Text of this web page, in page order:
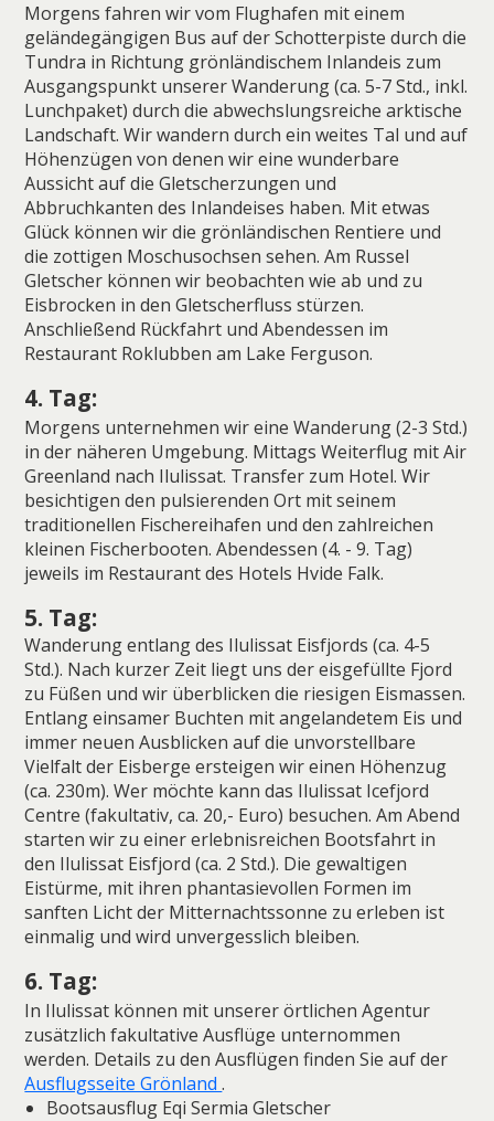
Morgens fahren wir vom Flughafen mit einem
geländegängigen Bus auf der Schotterpiste durch die
Tundra in Richtung grönländischem Inlandeis zum
Ausgangspunkt unserer Wanderung (ca. 5-7 Std., inkl.
Lunchpaket) durch die abwechslungsreiche arktische
Landschaft. Wir wandern durch ein weites Tal und auf
Höhenzügen von denen wir eine wunderbare
Aussicht auf die Gletscherzungen und
Abbruchkanten des Inlandeises haben. Mit etwas
Glück können wir die grönländischen Rentiere und
die zottigen Moschusochsen sehen. Am Russel
Gletscher können wir beobachten wie ab und zu
Eisbrocken in den Gletscherfluss stürzen.
Anschließend Rückfahrt und Abendessen im
Restaurant Roklubben am Lake Ferguson.
4. Tag:
Morgens unternehmen wir eine Wanderung (2-3 Std.)
in der näheren Umgebung. Mittags Weiterflug mit Air
Greenland nach Ilulissat. Transfer zum Hotel. Wir
besichtigen den pulsierenden Ort mit seinem
traditionellen Fischereihafen und den zahlreichen
kleinen Fischerbooten. Abendessen (4. - 9. Tag)
jeweils im Restaurant des Hotels Hvide Falk.
5. Tag:
Wanderung entlang des Ilulissat Eisfjords (ca. 4-5
Std.). Nach kurzer Zeit liegt uns der eisgefüllte Fjord
zu Füßen und wir überblicken die riesigen Eismassen.
Entlang einsamer Buchten mit angelandetem Eis und
immer neuen Ausblicken auf die unvorstellbare
Vielfalt der Eisberge ersteigen wir einen Höhenzug
(ca. 230m). Wer möchte kann das Ilulissat Icefjord
Centre (fakultativ, ca. 20,- Euro) besuchen. Am Abend
starten wir zu einer erlebnisreichen Bootsfahrt in
den Ilulissat Eisfjord (ca. 2 Std.). Die gewaltigen
Eistürme, mit ihren phantasievollen Formen im
sanften Licht der Mitternachtssonne zu erleben ist
einmalig und wird unvergesslich bleiben.
6. Tag:
In Ilulissat können mit unserer örtlichen Agentur
zusätzlich fakultative Ausflüge unternommen
werden. Details zu den Ausflügen finden Sie auf der
Ausflugsseite Grönland.
Bootsausflug Eqi Sermia Gletscher